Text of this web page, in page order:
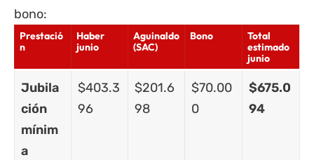
bono:
Prestació
n
Haber
junio
Aguinaldo
(SAC)
Bono
Total
estimado
junio
Jubila
ción
mínim
a
$403.3
96
$201.6
98
$70.00
0
$675.0
94